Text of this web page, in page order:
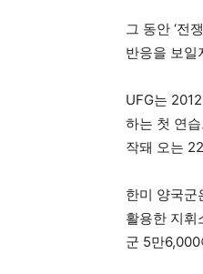
그 동안 ‘전
반응을 보일
UFG는
하는 첫 연
작돼 오는
한미 양국군
활용한 지휘
군 5만